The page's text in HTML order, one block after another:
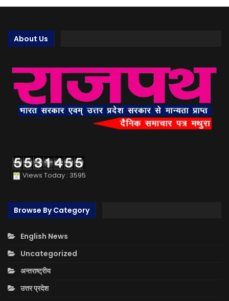
About Us
Views Today : 3595
Browse By Category
English News
Uncategorized
अन्तराष्ट्रीय
उत्तर प्रदेश